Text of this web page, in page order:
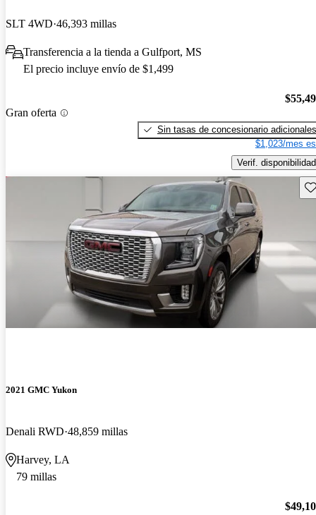
SLT 4WD 46,393 millas
Transferencia a la tienda a Gulfport, MS
El precio incluye envío de $1,499
Gran oferta
Sin tasas de concesionario adicionales
$1,023/mes
Verif. disponibilidad
2021 GMC Yukon
Denali RWD 48,859 millas
Harvey, LA
79 millas